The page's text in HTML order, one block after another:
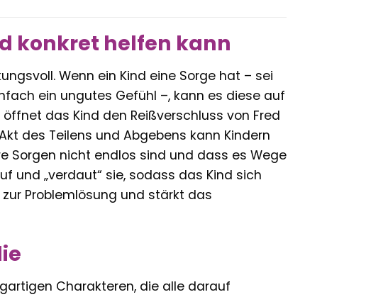
konkret helfen kann
Wenn ein Kind eine Sorge hat – sei
ein ungutes Gefühl –, kann es diese auf
das Kind den Reißverschluss von Fred
des Teilens und Abgebens kann Kindern
Sorgen nicht endlos sind und dass es Wege
und „verdaut“ sie, sodass das Kind sich
Problemlösung und stärkt das
Charakteren, die alle darauf